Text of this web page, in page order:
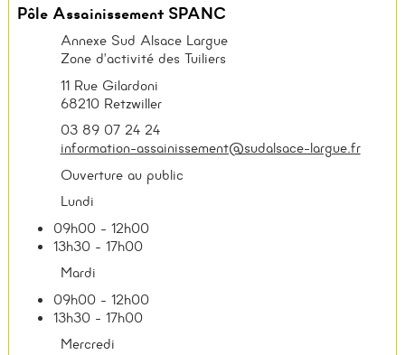
Pôle Assainissement SPANC
Annexe Sud Alsace Largue
Zone d’activité des Tuiliers
11 Rue Gilardoni
68210 Retzwiller
03 89 07 24 24
information-assainissement@sudalsace-largue.fr
Ouverture au public
Lundi
09h00 - 12h00
13h30 - 17h00
Mardi
09h00 - 12h00
13h30 - 17h00
Mercredi